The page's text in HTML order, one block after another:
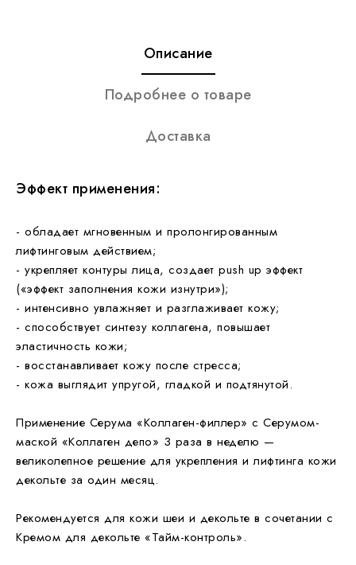
Описание
Подробнее о товаре
Доставка
Эффект применения:
- обладает мгновенным и пролонгированным
лифтинговым действием;
- укрепляет контуры лица, создает push up эффект
(«эффект заполнения кожи изнутри»);
- интенсивно увлажняет и разглаживает кожу;
- способствует синтезу коллагена, повышает
эластичность кожи;
- восстанавливает кожу после стресса;
- кожа выглядит упругой, гладкой и подтянутой.
Применение Серума «Коллаген-филлер» с Серумом-
маской «Коллаген депо» 3 раза в неделю —
великолепное решение для укрепления и лифтинга кожи
декольте за один месяц.
Рекомендуется для кожи шеи и декольте в сочетании с
Кремом для декольте «Тайм-контроль».